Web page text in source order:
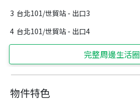
物件特色
3 台北101/世貿站 - 出口3
4 台北101/世貿站 - 出口4
完整周邊生活圈